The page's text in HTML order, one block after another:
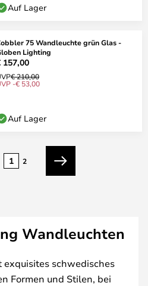
Auf Lager
75 Wandleuchte grün Glas -
Lighting
157,00
€ 210,00
-€ 53,00
Auf Lager
1 2
Weiter
Wandleuchten
exquisites schwedisches
Formen und Stilen, bei